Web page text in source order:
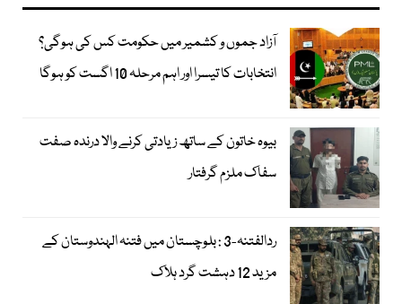
آزاد جموں و کشمیر میں حکومت کس کی ہوگی؟
انتخابات کا تیسرا اور اہم مرحلہ 10 اگست کو ہوگا
بیوہ خاتون کے ساتھ زیادتی کرنے والا درندہ صفت
سفاک ملزم گرفتار
ردالفتنہ-3 : بلوچستان میں فتنہ الہندوستان کے
مزید 12 دہشت گرد ہلاک